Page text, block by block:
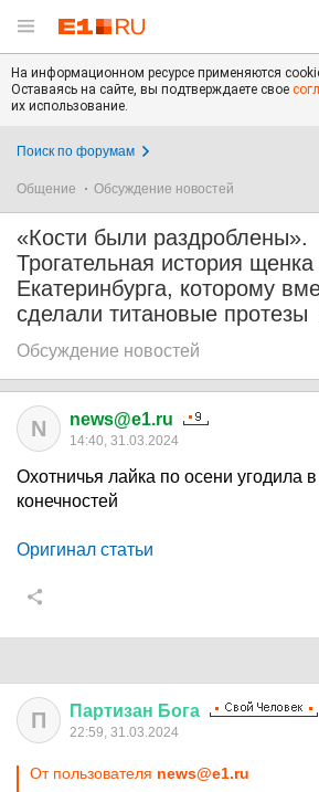
На информационном ресурсе применяются
Оставаясь на сайте, вы подтверждаете свое
их использование.
Поиск по форумам
Общение Обсуждение новостей
«Кости были раздроблены».
Трогательная история щенка
Екатеринбурга, которому
сделали титановые протезы
Обсуждение новостей
N news@e1.ru
14:40, 31.03.2024
Охотничья лайка по осени угодила
конечностей
Оригинал статьи
П Партизан Бога
22:59, 31.03.2024
От пользователя news@e1.ru